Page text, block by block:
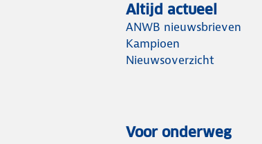
Altijd actueel
ANWB nieuwsbrieven
Kampioen
Nieuwsoverzicht
Voor onderweg